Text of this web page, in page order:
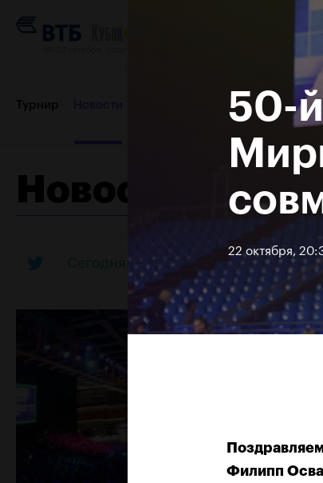
Турнир Результаты
Контакты
Новости
Сегодня во втором туре турнира в
50-
22 октября,
Филипп